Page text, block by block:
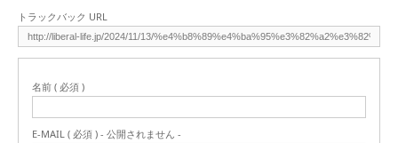
トラックバック URL
名前 ( 必須 )
E-MAIL ( 必須 ) - 公開されません -